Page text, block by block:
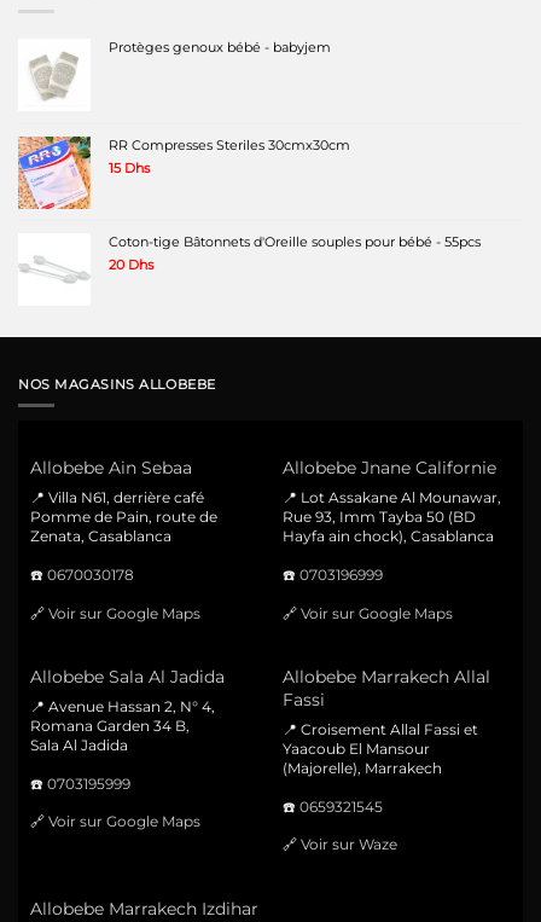
Protèges genoux bébé - babyjem
RR Compresses Steriles 30cmx30cm
15 Dhs
Coton-tige Bâtonnets d'Oreille souples pour bébé - 55pcs
20 Dhs
NOS MAGASINS ALLOBEBE
Allobebe Ain Sebaa
📍 Villa N61, derrière café
Pomme de Pain, route de
Zenata, Casablanca
☎️ 0670030178
🔗 Voir sur Google Maps
Allobebe Jnane Californie
📍 Lot Assakane Al Mounawar,
Rue 93, Imm Tayba 50 (BD
Hayfa ain chock), Casablanca
☎️ 0703196999
🔗 Voir sur Google Maps
Allobebe Sala Al Jadida
📍 Avenue Hassan 2, N° 4,
Romana Garden 34 B,
Sala Al Jadida
☎️ 0703195999
🔗 Voir sur Google Maps
Allobebe Marrakech Allal
Fassi
📍 Croisement Allal Fassi et
Yaacoub El Mansour
(Majorelle), Marrakech
☎️ 0659321545
🔗 Voir sur Waze
Allobebe Marrakech Izdihar